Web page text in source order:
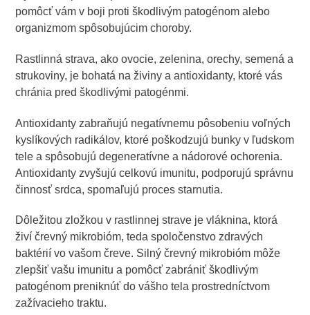
pomôcť vám v boji proti škodlivým patogénom alebo
organizmom spôsobujúcim choroby.
Rastlinná strava, ako ovocie, zelenina, orechy, semená a
strukoviny, je bohatá na živiny a antioxidanty, ktoré vás
chránia pred škodlivými patogénmi.
Antioxidanty zabraňujú negatívnemu pôsobeniu voľných
kyslíkových radikálov, ktoré poškodzujú bunky v ľudskom
tele a spôsobujú degeneratívne a nádorové ochorenia.
Antioxidanty zvyšujú celkovú imunitu, podporujú správnu
činnosť srdca, spomaľujú proces starnutia.
Dôležitou zložkou v rastlinnej strave je vláknina, ktorá
živí črevný mikrobióm, teda spoločenstvo zdravých
baktérií vo vašom čreve. Silný črevný mikrobióm môže
zlepšiť vašu imunitu a pomôcť zabrániť škodlivým
patogénom preniknúť do vášho tela prostredníctvom
zažívacieho traktu.